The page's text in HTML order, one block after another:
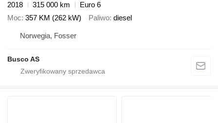
2018
315 000 km
Euro 6
Moc 357 KM (262 kW) Paliwo diesel
Norwegia, Fosser
Busco AS